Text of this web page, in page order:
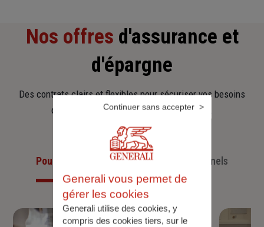
Nos offres d'assurance et
d'épargne
Des contrats clairs et flexibles pour sécuriser vos besoins
d’aujourd’hui et anticiper ceux de demain.
Pour les particuliersPour les professionnels
Generali vous permet de
gérer les cookies
Generali utilise des cookies, y
compris des cookies tiers, sur le
Continuer sans accepter